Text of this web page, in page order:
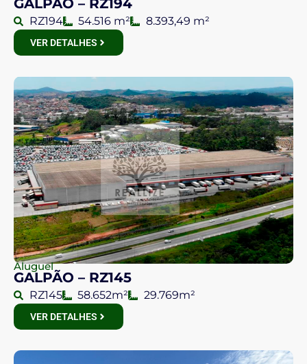
GALPÃO – RZ194
RZ194 54.516 m² 8.393,49 m²
VER DETALHES
Aluguel
GALPÃO – RZ145
RZ145 58.652m² 29.769m²
VER DETALHES